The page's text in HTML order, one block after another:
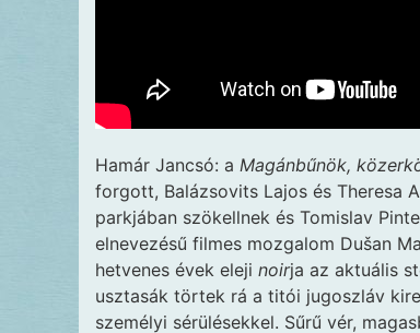
Hamár Jancsó: a Magánbűnök,
forgott, Balázsovits Lajos és Theresa
parkjában szökellnek és Tomislav
elnevezésű filmes mozgalom Dušan
hetvenes évek eleji noirja az aktuális
usztasák törtek rá a titói jugoszláv
személyi sérülésekkel. Sűrű vér,